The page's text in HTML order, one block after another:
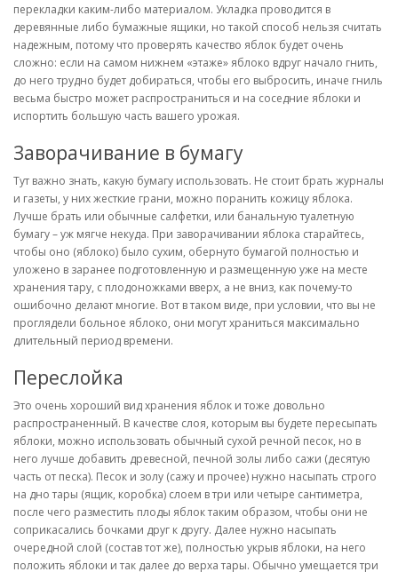
перекладки каким-либо материалом. Укладка проводится в
деревянные либо бумажные ящики, но такой способ нельзя считать
надежным, потому что проверять качество яблок будет очень
сложно: если на самом нижнем «этаже» яблоко вдруг начало гнить,
до него трудно будет добираться, чтобы его выбросить, иначе гниль
весьма быстро может распространиться и на соседние яблоки и
испортить большую часть вашего урожая.
Заворачивание в бумагу
Тут важно знать, какую бумагу использовать. Не стоит брать журналы
и газеты, у них жесткие грани, можно поранить кожицу яблока.
Лучше брать или обычные салфетки, или банальную туалетную
бумагу – уж мягче некуда. При заворачивании яблока старайтесь,
чтобы оно (яблоко) было сухим, обернуто бумагой полностью и
уложено в заранее подготовленную и размещенную уже на месте
хранения тару, с плодоножками вверх, а не вниз, как почему-то
ошибочно делают многие. Вот в таком виде, при условии, что вы не
проглядели больное яблоко, они могут храниться максимально
длительный период времени.
Переслойка
Это очень хороший вид хранения яблок и тоже довольно
распространенный. В качестве слоя, которым вы будете пересыпать
яблоки, можно использовать обычный сухой речной песок, но в
него лучше добавить древесной, печной золы либо сажи (десятую
часть от песка). Песок и золу (сажу и прочее) нужно насыпать строго
на дно тары (ящик, коробка) слоем в три или четыре сантиметра,
после чего разместить плоды яблок таким образом, чтобы они не
соприкасались бочками друг к другу. Далее нужно насыпать
очередной слой (состав тот же), полностью укрыв яблоки, на него
положить яблоки и так далее до верха тары. Обычно умещается три